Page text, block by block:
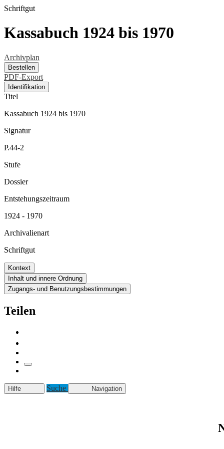
Schriftgut
Kassabuch 1924 bis 1970
Archivplan
Bestellen
PDF-Export
Identifikation
Titel
Kassabuch 1924 bis 1970
Signatur
P.44-2
Stufe
Dossier
Entstehungszeitraum
1924 - 1970
Archivalienart
Schriftgut
Kontext
Inhalt und innere Ordnung
Zugangs- und Benutzungsbestimmungen
Teilen
Hilfe Suche Navigation